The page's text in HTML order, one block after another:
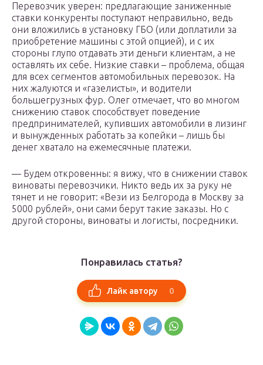
Перевозчик уверен: предлагающие заниженные
ставки конкуренты поступают неправильно, ведь
они вложились в установку ГБО (или доплатили за
приобретение машины с этой опцией), и с их
стороны глупо отдавать эти деньги клиентам, а не
оставлять их себе. Низкие ставки – проблема, общая
для всех сегментов автомобильных перевозок. На
них жалуются и «газелисты», и водители
большегрузных фур. Олег отмечает, что во многом
снижению ставок способствует поведение
предпринимателей, купивших автомобили в лизинг
и вынужденных работать за копейки – лишь бы
денег хватало на ежемесячные платежи.
— Будем откровенны: я вижу, что в снижении ставок
виноваты перевозчики. Никто ведь их за руку не
тянет и не говорит: «Вези из Белгорода в Москву за
5000 рублей», они сами берут такие заказы. Но с
другой стороны, виноваты и логисты, посредники.
Понравилась статья?
Лайк автору 0